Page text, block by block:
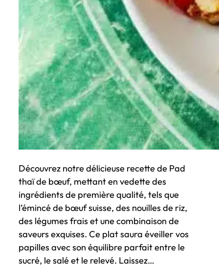
Découvrez notre délicieuse recette de Pad
thaï de bœuf, mettant en vedette des
ingrédients de première qualité, tels que
l’émincé de bœuf suisse, des nouilles de riz,
des légumes frais et une combinaison de
saveurs exquises. Ce plat saura éveiller vos
papilles avec son équilibre parfait entre le
sucré, le salé et le relevé. Laissez…